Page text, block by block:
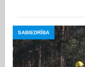
SABIEDRĪBA